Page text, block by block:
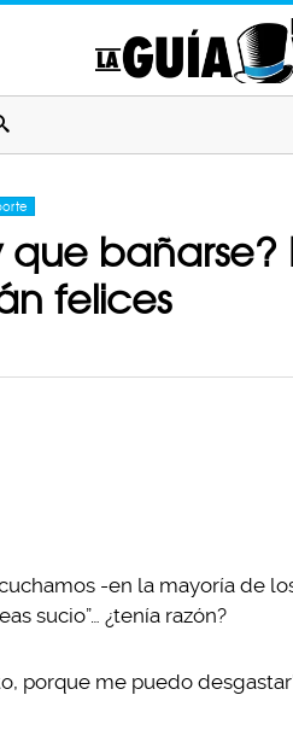
bañarse?
felices
-en la mayoría de
sucio”… ¿tenía razón?
porque me puedo